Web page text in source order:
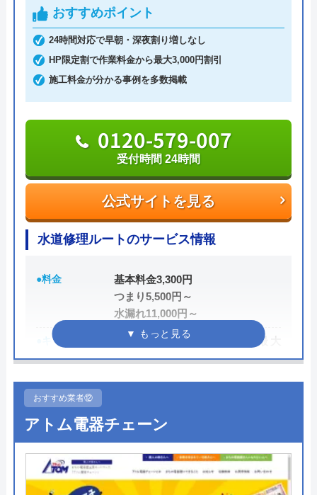
スムーズに対応して頂けて助かりました。ト
イレの交換部分もその都度言って下さって助
Googleクチコミを見る
とができます。
0120-995-414
受付時間 24時間
水の救急士の基本情報
代表者 田中恵一
創業・設立 平成22年10月28日設立
所在地
〒812-0892
福岡県 福岡県福岡市博多区東那珂2-
18-21-1F
対応エリア
おすすめポイント
24時間対応で早朝・深夜割り増しなし
HP限定割で作業料金から最大3,000円割引
施工料金が分かる事例を多数掲載
公式サイトを見る
0120-579-007
受付時間 24時間
水道修理ルートのサービス情報
●料金
基本料金3,300円
つまり5,500円～
水漏れ11,000円～
●キャンペーン
HP限定割、作業料金から最大
3,000円割引
●駆けつけ時間 最短15分
●定休日 年中無休
●出張見積もり 出張見積もり無料
おすすめ業者⑫
アトム電器チェーン